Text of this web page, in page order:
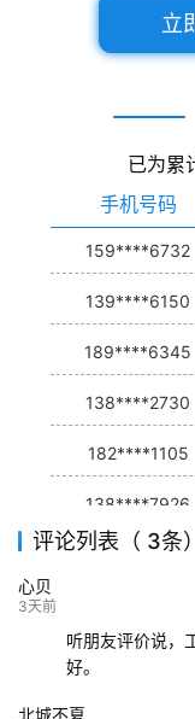
立
已为累
手机号码
159****6732
139****6150
189****6345
138****2730
182****1105
138****7926
139****9233
评论列表（ 3条）
心贝
3天前
听朋友评价说，
好。
北城不夏